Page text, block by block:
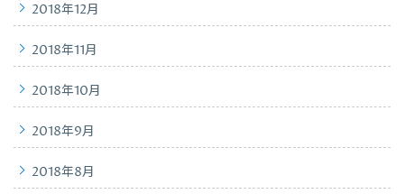
2018年12月
2018年11月
2018年10月
2018年9月
2018年8月